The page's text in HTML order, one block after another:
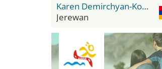
Karen Demirchyan-Komplex
Jerewan